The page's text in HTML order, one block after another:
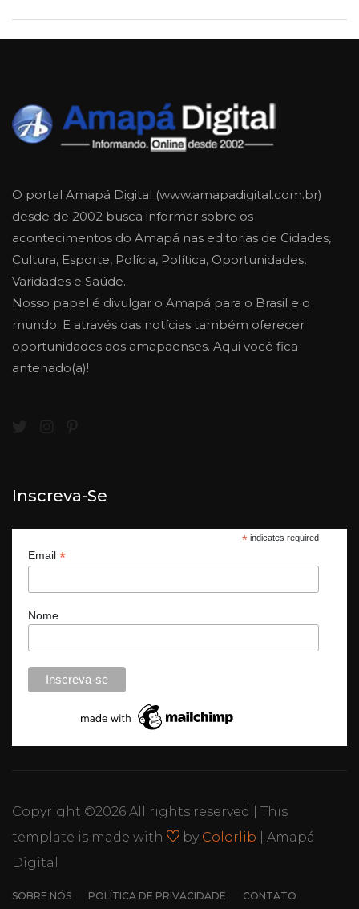
O portal Amapá Digital (www.amapadigital.com.br)
desde de 2002 busca informar sobre os
acontecimentos do Amapá nas editorias de Cidades,
Cultura, Esporte, Polícia, Política, Oportunidades,
Varidades e Saúde.
Nosso papel é divulgar o Amapá para o Brasil e o
mundo. E através das notícias também oferecer
oportunidades aos amapaenses. Aqui você fica
antenado(a)!
Inscreva-Se
*indicates required
Email *
Nome
Copyright ©2026 All rights reserved | This
template is made with
by Colorlib | Amapá
Digital
SOBRE NÓS POLÍTICA DE PRIVACIDADE CONTATO